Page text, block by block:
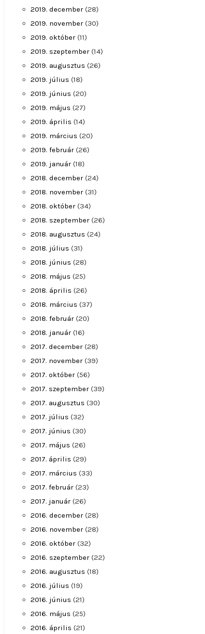
2019. december (28)
2019. november (30)
2019. október (11)
2019. szeptember (14)
2019. augusztus (26)
2019. július (18)
2019. június (20)
2019. május (27)
2019. április (14)
2019. március (20)
2019. február (26)
2019. január (18)
2018. december (24)
2018. november (31)
2018. október (34)
2018. szeptember (26)
2018. augusztus (24)
2018. július (31)
2018. június (28)
2018. május (25)
2018. április (26)
2018. március (37)
2018. február (20)
2018. január (16)
2017. december (28)
2017. november (39)
2017. október (56)
2017. szeptember (39)
2017. augusztus (30)
2017. július (32)
2017. június (30)
2017. május (26)
2017. április (29)
2017. március (33)
2017. február (23)
2017. január (26)
2016. december (28)
2016. november (28)
2016. október (32)
2016. szeptember (22)
2016. augusztus (18)
2016. július (19)
2016. június (21)
2016. május (25)
2016. április (21)